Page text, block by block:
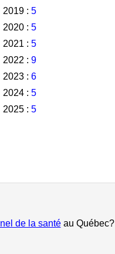
2019 : 5
2020 : 5
2021 : 5
2022 : 9
2023 : 6
2024 : 5
2025 : 5
de la santéau Québec?